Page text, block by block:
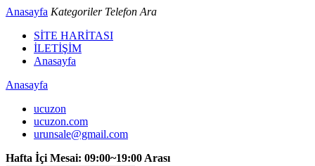
Anasayfa Kategoriler Telefon Ara
SİTE HARİTASI
İLETİŞİM
Anasayfa
Anasayfa
ucuzon
ucuzon.com
urunsale@gmail.com
Hafta İçi Mesai: 09:00~19:00 Arası